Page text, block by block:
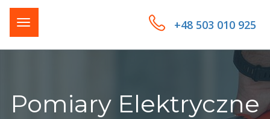
+48 503 010 925
Pomiary Elektryczne